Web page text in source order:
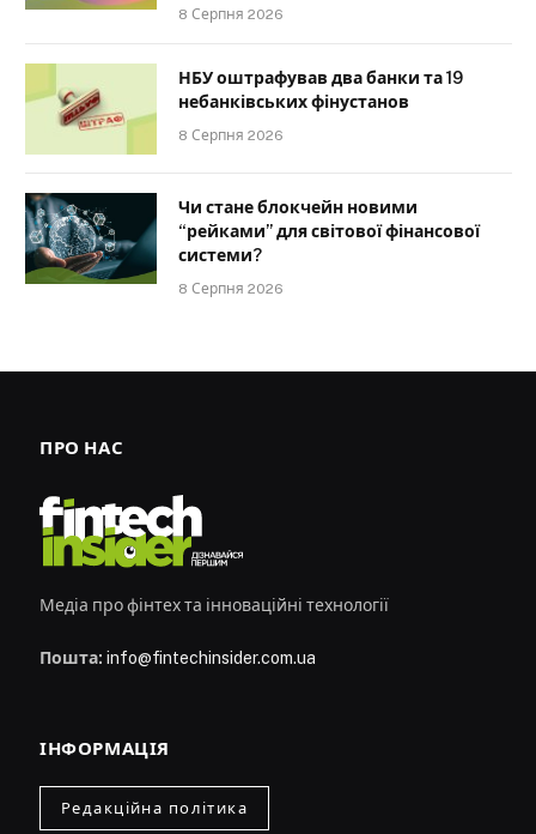
8 Серпня 2026
НБУ оштрафував два банки та 19
небанківських фінустанов
8 Серпня 2026
Чи стане блокчейн новими
“рейками” для світової фінансової
системи?
8 Серпня 2026
ПРО НАС
Медіа про фінтех та інноваційні технології
Пошта: info@fintechinsider.com.ua
ІНФОРМАЦІЯ
Редакційна політика